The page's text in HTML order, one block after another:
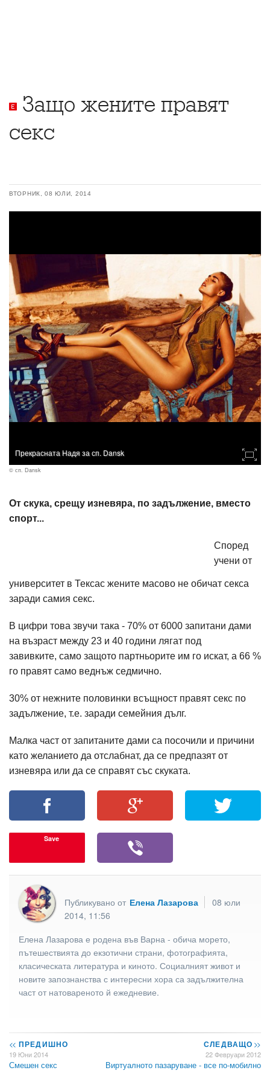
Защо жените правят
секс
ВТОРНИК, 08 ЮЛИ, 2014
Прекрасната Надя за сп. Dansk
© сп. Dansk
От скука, срещу изневяра, по задължение, вместо
спорт...
Според
учени от
университет в Тексас жените масово не обичат секса
заради самия секс.
В цифри това звучи така - 70% от 6000 запитани дами
на възраст между 23 и 40 години лягат под
завивките, само защото партньорите им го искат, а 66 %
го правят само веднъж седмично.
30% от нежните половинки всъщност правят секс по
задължение, т.е. заради семейния дълг.
Малка част от запитаните дами са посочили и причини
като желанието да отслабнат, да се предпазят от
изневяра или да се справят със скуката.
Save
Публикувано от Елена Лазарова
08 юли
2014, 11:56
Елена Лазарова е родена във Варна - обича морето,
пътешествията до екзотични страни, фотографията,
класическата литература и киното. Социалният живот и
новите запознанства с интересни хора са задължителна
част от натовареното й ежедневие.
<< ПРЕДИШНО
19 Юни 2014
Смешен секс
СЛЕДВАЩО>>
22 Февруари 2012
Виртуалното пазаруване - все по-мобилно